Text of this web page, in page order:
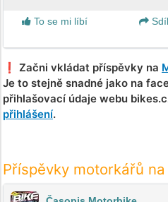
To se mi líbí
❗️ Začni vkládat příspěvky na
Je to stejně snadné jako na
přihlašovací údaje webu
přihlášení.
Příspěvky motorkářů